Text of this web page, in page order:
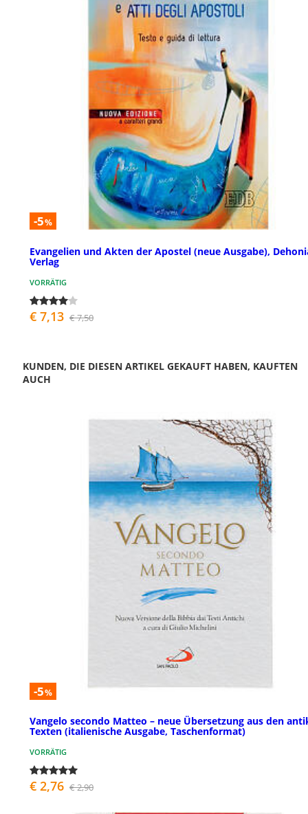
-5%
Evangelien und Akten der Apostel (neue Ausgabe),
Verlag
VORRÄTIG
€ 7,13 € 7,50
KUNDEN, DIE DIESEN ARTIKEL GEKAUFT HABEN, KAUFTEN
AUCH
-5%
Vangelo secondo Matteo – neue Übersetzung aus den
Texten (italienische Ausgabe, Taschenformat)
VORRÄTIG
€ 2,76 € 2,90